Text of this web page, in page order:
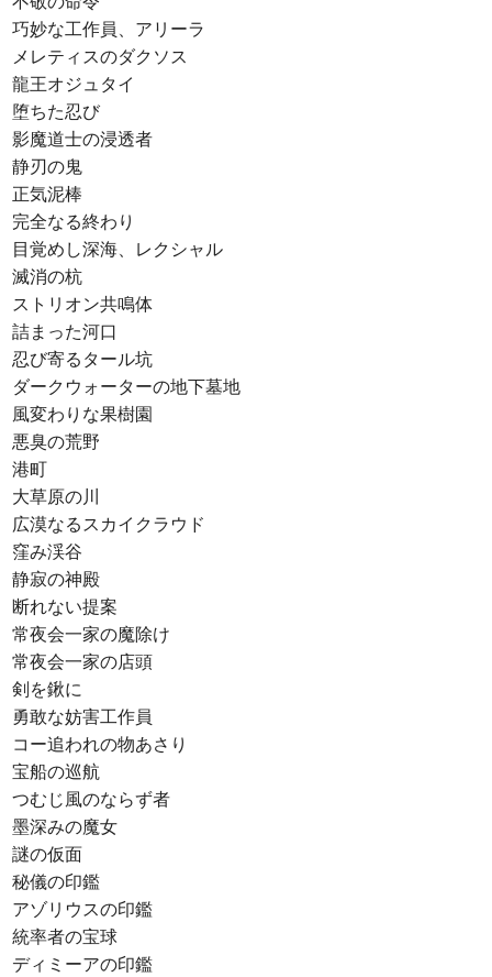
巧妙な工作員、アリーラ
メレティスのダクソス
龍王オジュタイ
堕ちた忍び
影魔道士の浸透者
静刃の鬼
正気泥棒
完全なる終わり
目覚めし深海、レクシャル
滅消の杭
ストリオン共鳴体
詰まった河口
忍び寄るタール坑
ダークウォーターの地下墓地
風変わりな果樹園
悪臭の荒野
港町
大草原の川
広漠なるスカイクラウド
窪み渓谷
静寂の神殿
断れない提案
常夜会一家の魔除け
常夜会一家の店頭
剣を鍬に
勇敢な妨害工作員
コー追われの物あさり
宝船の巡航
つむじ風のならず者
墨深みの魔女
謎の仮面
秘儀の印鑑
アゾリウスの印鑑
統率者の宝球
ディミーアの印鑑